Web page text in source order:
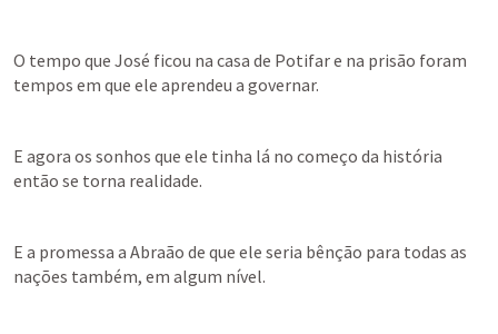
O tempo que José ficou na casa de Potifar e na prisão foram
tempos em que ele aprendeu a governar.
E agora os sonhos que ele tinha lá no começo da história
então se torna realidade.
E a promessa a Abraão de que ele seria bênção para todas as
nações também, em algum nível.